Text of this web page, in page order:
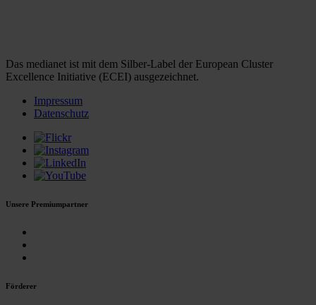
Das medianet ist mit dem Silber-Label der European Cluster
Excellence Initiative (ECEI) ausgezeichnet.
Impressum
Datenschutz
Unsere Premiumpartner
Förderer